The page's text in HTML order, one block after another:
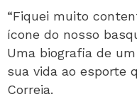
“Fiquei muito
ícone do nosso
Uma biografia de
sua vida ao esporte
Correia.